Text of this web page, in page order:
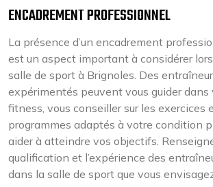
ENCADREMENT PROFESSIONNEL
La présence d’un encadrement
est un aspect important à considérer lors
salle de sport à Brignoles. Des
expérimentés peuvent vous guider dans
fitness, vous conseiller sur les exercices
programmes adaptés à votre condition
aider à atteindre vos objectifs.
qualification et l’expérience des
dans la salle de sport que vous